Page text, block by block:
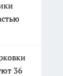
36